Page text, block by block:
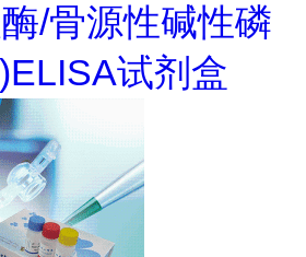
/骨源性碱性磷
试剂盒